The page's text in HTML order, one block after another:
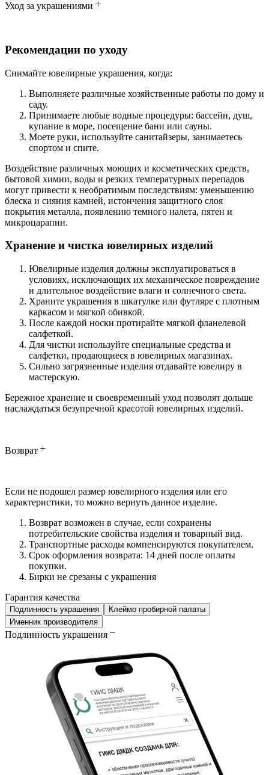
Уход за украшениями
Рекомендации по уходу
Снимайте ювелирные украшения, когда:
Выполняете различные хозяйственные работы по дому и
саду.
Принимаете любые водные процедуры: бассейн, душ,
купание в море, посещение бани или сауны.
Моете руки, используйте санитайзеры, занимаетесь
спортом и спите.
Воздействие различных моющих и косметических средств,
бытовой химии, воды и резких температурных перепадов
могут привести к необратимым последствиям: уменьшению
блеска и сияния камней, истончения защитного слоя
покрытия металла, появлению темного налета, пятен и
микроцарапин.
Хранение и чистка ювелирных изделий
Ювелирные изделия должны эксплуатироваться в
условиях, исключающих их механическое повреждение
и длительное воздействие влаги и солнечного света.
Храните украшения в шкатулке или футляре с плотным
каркасом и мягкой обивкой.
После каждой носки протирайте мягкой фланелевой
салфеткой.
Для чистки используйте специальные средства и
салфетки, продающиеся в ювелирных магазинах.
Сильно загрязненные изделия отдавайте ювелиру в
мастерскую.
Бережное хранение и своевременный уход позволят дольше
наслаждаться безупречной красотой ювелирных изделий.
Возврат
Если не подошел размер ювелирного изделия или его
характеристики, то можно вернуть данное изделие.
Возврат возможен в случае, если сохранены
потребительские свойства изделия и товарный вид.
Транспортные расходы компенсируются покупателем.
Срок оформления возврата: 14 дней после оплаты
покупки.
Бирки не срезаны с украшения
Гарантия качества
Подлинность украшения
Клеймо пробирной палаты
Именник производителя
Подлинность украшения